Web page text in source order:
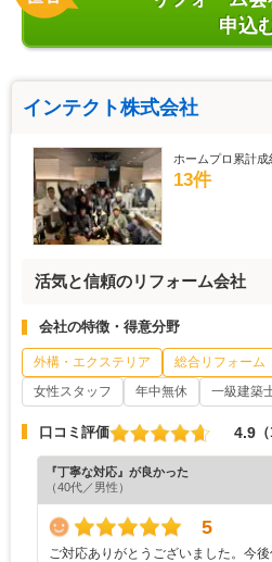
申込
インテクト株式会社
ホームプロ累計成
13件
活気と信頼のリフォーム会社
会社の特徴・得意分野
外構・エクステリア 総合リフォーム
女性スタッフ
年中無休 一級建築
口コミ評価 4.9
『丁寧な対応』が良かった
（40代／男性）
5
ご対応ありがとうございました。今